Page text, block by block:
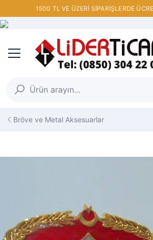
1500 TL VE ÜZERİ SİPARİŞLERDE
Bröve ve Metal Aksesuarlar